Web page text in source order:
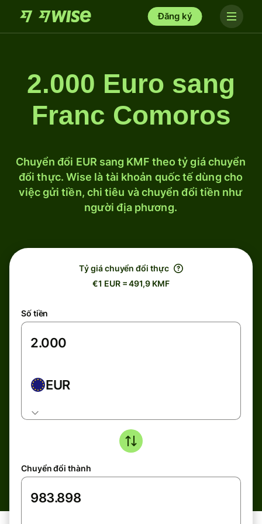
Đăng ký
2.000 Euro sang
Franc Comoros
Chuyển đổi EUR sang KMF theo tỷ giá chuyển
đổi thực. Wise là tài khoản quốc tế dùng cho
việc gửi tiền, chi tiêu và chuyển đổi tiền như
người địa phương.
Tỷ giá chuyển đổi thực
€1 EUR = 491,9 KMF
Số tiền
EUR
Chuyển đổi thành